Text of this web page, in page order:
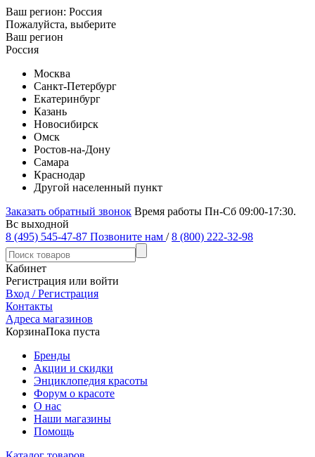
Ваш регион: Россия
Пожалуйста, выберите
Ваш регион
Россия
Москва
Санкт-Петербург
Екатеринбург
Казань
Новосибирск
Омск
Ростов-на-Дону
Самара
Краснодар
Другой населенный пункт
Заказать обратный звонок Время работы Пн-Сб 09:00-17:30.
Вс выходной
8 (495) 545-47-87 Позвоните нам / 8 (800) 222-32-98
Кабинет
Регистрация или войти
Вход / Регистрация
Контакты
Адреса магазинов
КорзинаПока пуста
Бренды
Акции и скидки
Энциклопедия красоты
Форум о красоте
О нас
Наши магазины
Помощь